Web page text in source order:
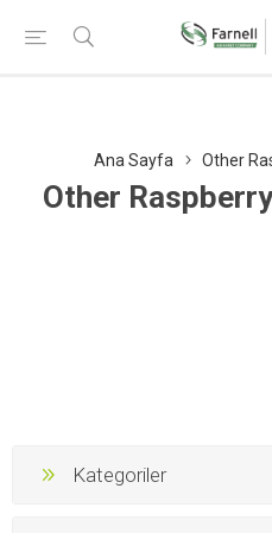
Ana Sayfa Other
Other
Kategoriler